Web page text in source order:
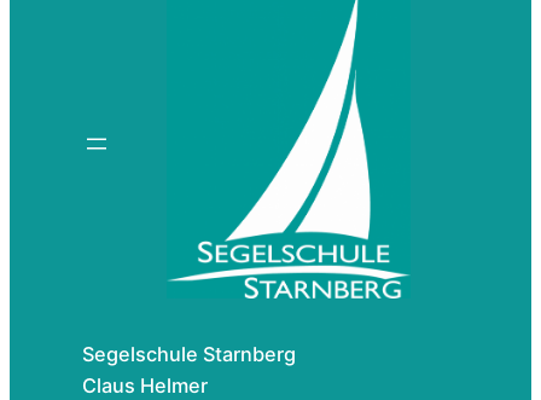
Segelschule Starnberg
Claus Helmer